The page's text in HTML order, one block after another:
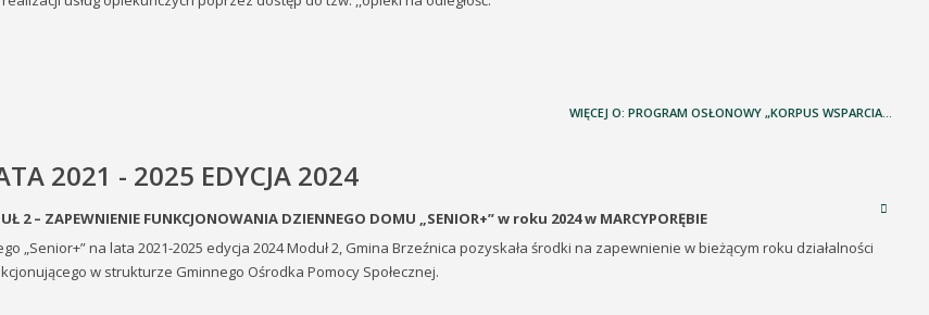
WIĘCEJ O: PROGRAM OSŁONOWY „KORPUS WSPARCIA...
2021 - 2025 EDYCJA 2024
2 – ZAPEWNIENIE FUNKCJONOWANIA DZIENNEGO DOMU „SENIOR+” w roku 2024 w MARCYPORĘBIE
„Senior+” na lata 2021-2025 edycja 2024 Moduł 2, Gmina Brzeźnica pozyskała środki na zapewnienie w bieżącym roku działalności
w strukturze Gminnego Ośrodka Pomocy Społecznej.